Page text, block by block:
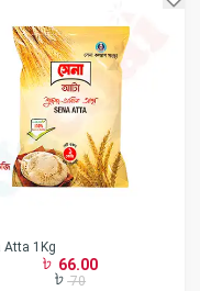
Atta 1Kg
66.00
70